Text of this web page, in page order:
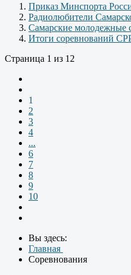
Приказ Минспорта
Радиолюбители
Самарские молодежные
Итоги соревнований
Страница 1 из 12
1
2
3
4
...
6
7
8
9
10
Вы здесь:
Главная
Соревнования